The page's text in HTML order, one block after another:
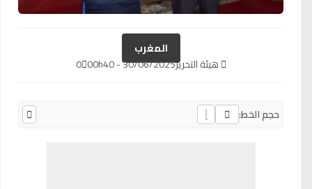
المغرب
هيئة التحرير30/06/2025 - 00h40
0
حجم الخط: